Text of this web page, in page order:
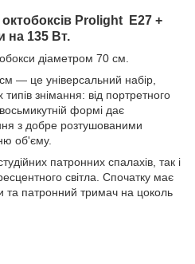
Prolight Е27 +
на 135 Вт.
діаметром 70 см.
— це універсальний набір,
типів знімання: від портретного
формі дає
з добре розтушованими
об'єму.
патронних спалахів, так і
світла. Спочатку має
та патронний тримач на цоколь